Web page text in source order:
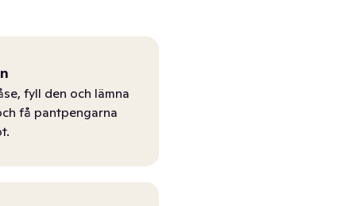
fyll den och lämna
få pantpengarna